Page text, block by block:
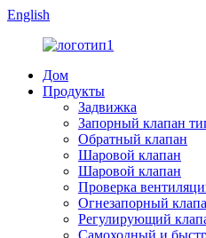
English
Дом
Продукты
Задвижка
Запорный клапан
Обратный клапан
Шаровой клапан
Шаровой клапан
Проверка
Огнезапорный
Регулирующий
Самоходный и